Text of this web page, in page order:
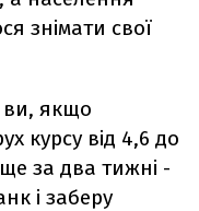
знімати свої
ви, якщо
курсу від 4,6 до
за два тижні -
і заберу